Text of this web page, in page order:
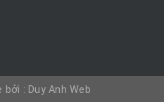
: Duy Anh Web